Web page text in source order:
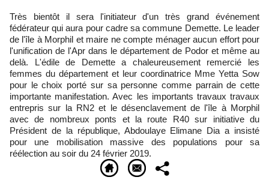
Très bientôt il sera l'initiateur d'un très grand événement
fédérateur qui aura pour cadre sa commune Demette. Le leader
de l'île à Morphil et maire ne compte ménager aucun effort pour
l'unification de l'Apr dans le département de Podor et même au
delà. L'édile de Demette a chaleureusement remercié les
femmes du département et leur coordinatrice Mme Yetta Sow
pour le choix porté sur sa personne comme parrain de cette
importante manifestation. Avec les importants travaux travaux
entrepris sur la RN2 et le désenclavement de l'île à Morphil
avec de nombreux ponts et la route R40 sur initiative du
Président de la république, Abdoulaye Elimane Dia a insisté
pour une mobilisation massive des populations pour sa
réélection au soir du 24 février 2019.